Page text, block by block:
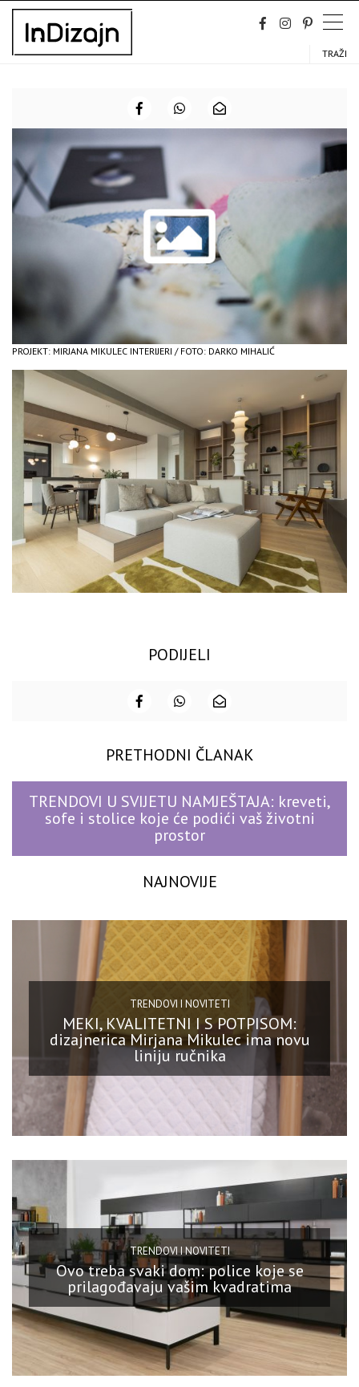
Skip
content
TRAŽI
PROJEKT: MIRJANA MIKULEC INTERIJERI / FOTO: DARKO MIHALIĆ
PODIJELI
PRETHODNI ČLANAK
TRENDOVI U SVIJETU NAMJEŠTAJA: kreveti,
sofe i stolice koje će podići vaš životni
prostor
NAJNOVIJE
TRENDOVI I NOVITETI
MEKI, KVALITETNI I S POTPISOM:
dizajnerica Mirjana Mikulec ima novu
liniju ručnika
TRENDOVI I NOVITETI
Ovo treba svaki dom: police koje se
prilagođavaju vašim kvadratima